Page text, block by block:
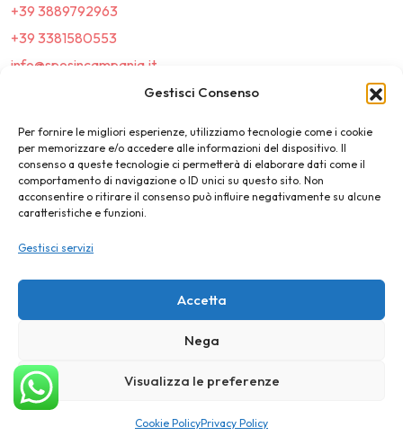
Gestisci Consenso
Per fornire le migliori esperienze, utilizziamo tecnologie come i cookie
per memorizzare e/o accedere alle informazioni del dispositivo. Il
consenso a queste tecnologie ci permetterà di elaborare dati come il
comportamento di navigazione o ID unici su questo sito. Non
acconsentire o ritirare il consenso può influire negativamente su alcune
caratteristiche e funzioni.
Gestisci servizi
Accetta
Nega
Visualizza le preferenze
Cookie PolicyPrivacy Policy
+39 3889792963
+39 3381580553
info@sposincampania.it
sposincampania@pec.it
Link
Top100
News e Tendenze
Destination Wedding
©2025 SposIn Campania